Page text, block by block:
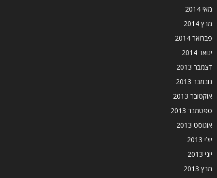
מאי 2014
מרץ 2014
פברואר 2014
ינואר 2014
דצמבר 2013
נובמבר 2013
אוקטובר 2013
ספטמבר 2013
אוגוסט 2013
יולי 2013
יוני 2013
מרץ 2013